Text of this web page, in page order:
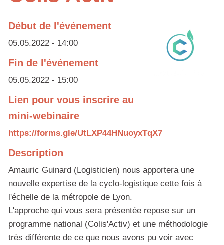
Début de l'événement
05.05.2022 - 14:00
Fin de l'événement
05.05.2022 - 15:00
Lien pour vous inscrire au
mini-webinaire
https://forms.gle/UtLXP44HNuoyxTqX7
Description
Amauric Guinard (Logisticien) nous apportera une
nouvelle expertise de la cyclo-logistique cette fois à
l'échelle de la métropole de Lyon.
L'approche qui vous sera présentée repose sur un
programme national (Colis'Activ) et une méthodologie
très différente de ce que nous avons pu voir avec